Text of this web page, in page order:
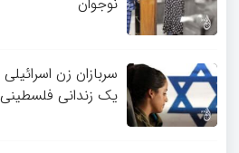
سربازان زن
یک زندانی